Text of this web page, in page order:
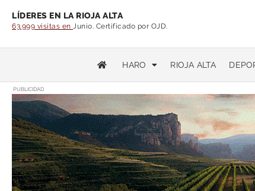
LÍDERES EN LA RIOJA ALTA
63.999 visitas en Junio. Certificado por OJD.
HARO RIOJA ALTA
PUBLICIDAD